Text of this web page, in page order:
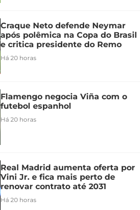
Craque Neto defende Neymar
após polêmica na Copa do Brasil
e critica presidente do Remo
Há 20 horas
Flamengo negocia Viña com o
futebol espanhol
Há 20 horas
Real Madrid aumenta oferta por
Vini Jr. e fica mais perto de
renovar contrato até 2031
Há 20 horas